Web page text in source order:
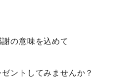
の意味を込めて
ントしてみませんか？